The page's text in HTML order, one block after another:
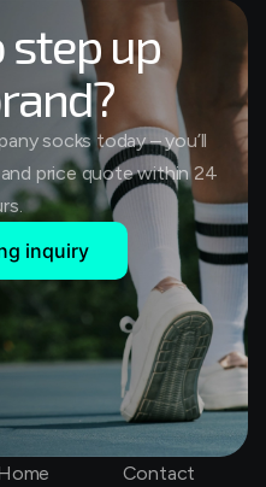
step up
socks today – you’ll
price quote within 24
inquiry
Contact